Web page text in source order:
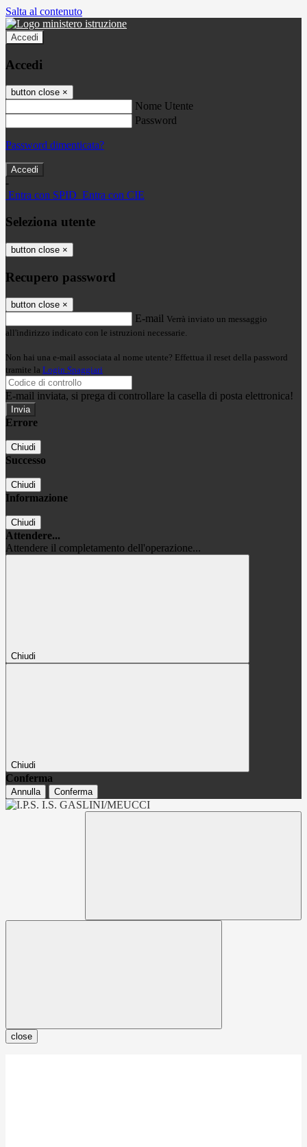
Salta al contenuto
Accedi
Accedi
button close ×
Nome Utente
Password
Password dimenticata?
-
Entra con SPID Entra con CIE
Seleziona utente
button close ×
Recupero password
button close ×
E-mail Verrà inviato un messaggio
all'indirizzo indicato con le istruzioni necessarie.
Non hai una e-mail associata al nome utente? Effettua il reset della password
tramite la Login Spaggiari
E-mail inviata, si prega di controllare la casella di posta elettronica!
Errore
Chiudi
Successo
Chiudi
Informazione
Chiudi
Attendere...
Attendere il completamento dell'operazione...
Chiudi
Chiudi
Conferma
Annulla Conferma
close